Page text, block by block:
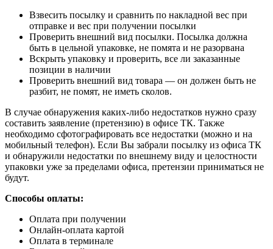
Взвесить посылку и сравнить по накладной вес при
отправке и вес при получении посылки
Проверить внешний вид посылки. Посылка должна
быть в цельной упаковке, не помята и не разорвана
Вскрыть упаковку и проверить, все ли заказанные
позиции в наличии
Проверить внешний вид товара — он должен быть не
разбит, не помят, не иметь сколов.
В случае обнаружения каких-либо недостатков нужно сразу
составить заявление (претензию) в офисе ТК. Также
необходимо сфотографировать все недостатки (можно и на
мобильный телефон). Если Вы забрали посылку из офиса ТК
и обнаружили недостатки по внешнему виду и целостности
упаковки уже за пределами офиса, претензии приниматься не
будут.
Способы оплаты:
Оплата при получении
Онлайн-оплата картой
Оплата в терминале